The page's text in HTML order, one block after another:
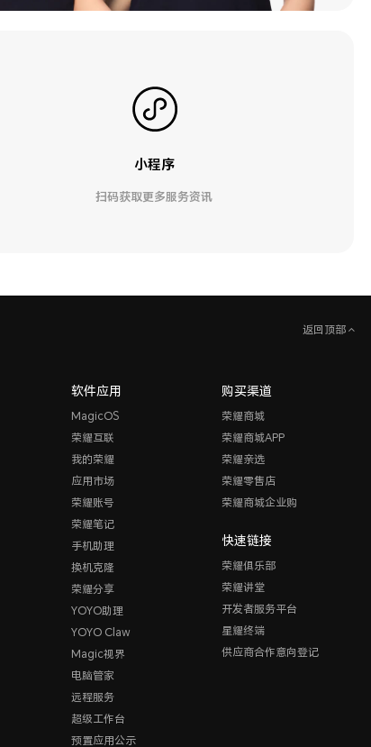
小程序
扫码获取更多服务资讯
返回顶部
软件应用
MagicOS
荣耀互联
我的荣耀
应用市场
荣耀账号
荣耀笔记
手机助理
换机克隆
荣耀分享
YOYO助理
YOYO Claw
Magic视界
电脑管家
远程服务
超级工作台
预置应用公示
购买渠道
荣耀商城
荣耀商城APP
荣耀亲选
荣耀零售店
荣耀商城企业购
快速链接
荣耀俱乐部
荣耀讲堂
开发者服务平台
星耀终端
供应商合作意向登记